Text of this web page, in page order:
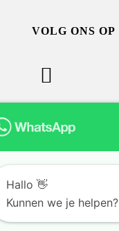
VOLG ONS OP
Hallo 👋
Kunnen we je helpen?